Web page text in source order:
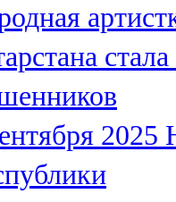
FM
FM
FM
2025